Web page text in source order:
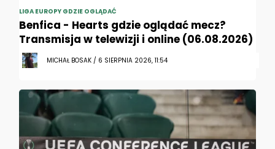
LIGA EUROPY GDZIE OGLĄDAĆ
Benfica - Hearts gdzie oglądać mecz?
Transmisja w telewizji i online (06.08.2026)
MICHAŁ BOSAK / 6 SIERPNIA 2026, 11:54